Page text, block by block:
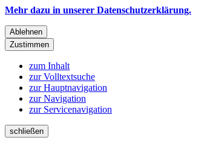
Mehr dazu in unserer Datenschutzerklärung.
Ablehnen
Zustimmen
zum Inhalt
zur Volltextsuche
zur Hauptnavigation
zur Navigation
zur Servicenavigation
schließen